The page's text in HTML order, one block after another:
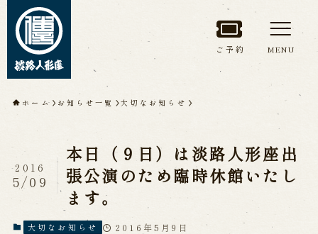
トップページ
淡路人形座について
淡路人形座とは
座員紹介
人間国宝 故鶴澤友路師匠
淡路人形座の成り立ち
淡路人形座で研修した人々
淡路人形浄瑠璃を受け継いで
ご予約 MENU
ホーム お知らせ一覧 大切なお知らせ
本日（９日）は淡路人形座出
張公演のため臨時休館いたし
ます。
2016
5/09
大切なお知らせ 2016年5月9日